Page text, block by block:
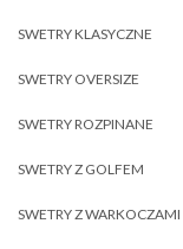
SWETRY KLASYCZNE
SWETRY OVERSIZE
SWETRY ROZPINANE
SWETRY Z GOLFEM
SWETRY Z WARKOCZAMI